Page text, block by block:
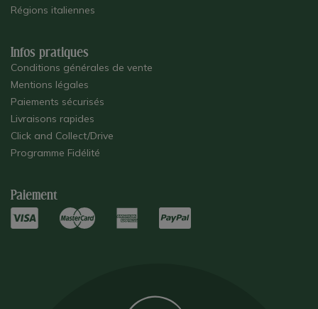
Régions italiennes
Infos pratiques
Conditions générales de vente
Mentions légales
Paiements sécurisés
Livraisons rapides
Click and Collect/Drive
Programme Fidélité
Paiement